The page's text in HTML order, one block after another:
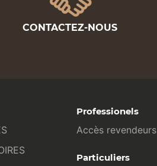
CONTACTEZ-NOUS
Professionels
Accès revendeurs
Particuliers